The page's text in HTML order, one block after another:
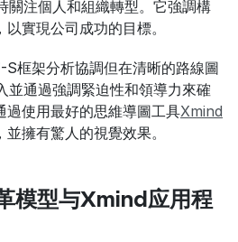
關注個人和組織轉型。它強調構
實現公司成功的目標。
框架分析協調但在清晰的路線圖
並通過強調緊迫性和領導力來確
過使用最好的思維導圖工具Xmind
擁有驚人的視覺效果。
模型与Xmind应用程